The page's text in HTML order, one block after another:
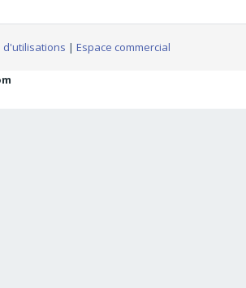
d'utilisations | Espace commercial